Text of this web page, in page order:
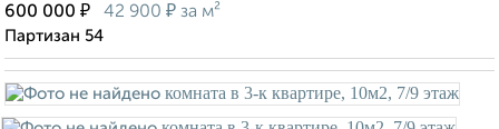
600 000 ₽ 42 900 ₽ за м²
Партизан 54